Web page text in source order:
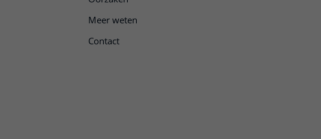
Meer weten
Contact